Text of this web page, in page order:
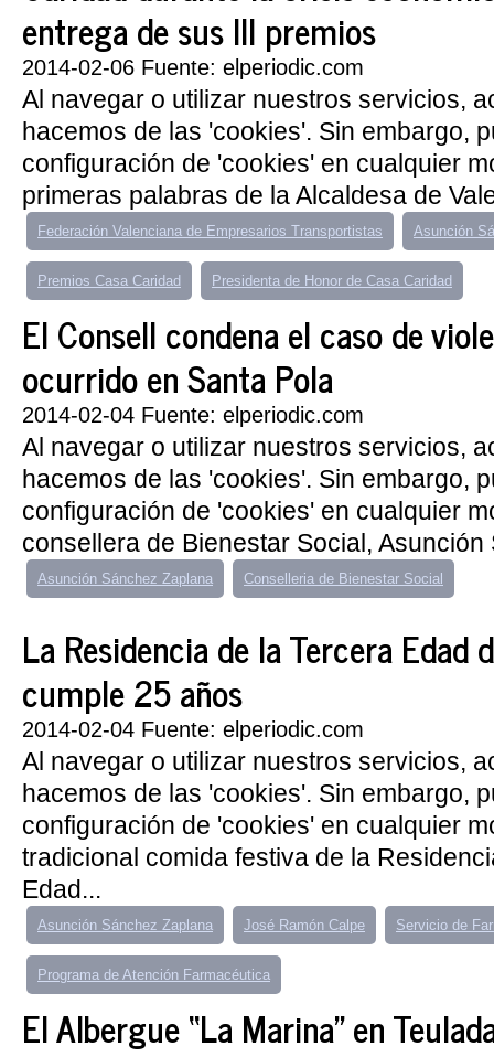
entrega de sus III premios
2014-02-06 Fuente: elperiodic.com
Al navegar o utilizar nuestros servicios,
hacemos de las 'cookies'. Sin embargo,
configuración de 'cookies' en cualquier
primeras palabras de la Alcaldesa de
Federación Valenciana de Empresarios Transportistas Asunción
Premios Casa Caridad Presidenta de Honor de Casa Caridad
El Consell condena el caso de
ocurrido en Santa Pola
2014-02-04 Fuente: elperiodic.com
Al navegar o utilizar nuestros servicios,
hacemos de las 'cookies'. Sin embargo,
configuración de 'cookies' en cualquier
consellera de Bienestar Social, Asunción
Asunción Sánchez Zaplana Conselleria de Bienestar Social
La Residencia de la Tercera Edad
cumple 25 años
2014-02-04 Fuente: elperiodic.com
Al navegar o utilizar nuestros servicios,
hacemos de las 'cookies'. Sin embargo,
configuración de 'cookies' en cualquier
tradicional comida festiva de la
Edad...
Asunción Sánchez Zaplana José Ramón Calpe Servicio de
Programa de Atención Farmacéutica
El Albergue “La Marina” en